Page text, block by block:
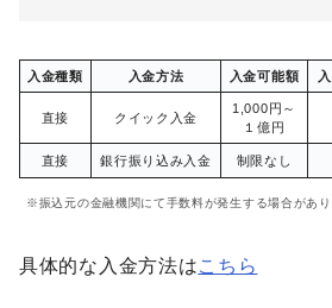
入金種類 入金方法 入金可能額
直接 クイック入金
1,000円～
１億円
直接 銀行振り込み入金 制限なし
※振込元の金融機関にて手数料が発生する場合があり
具体的な入金方法はこちら